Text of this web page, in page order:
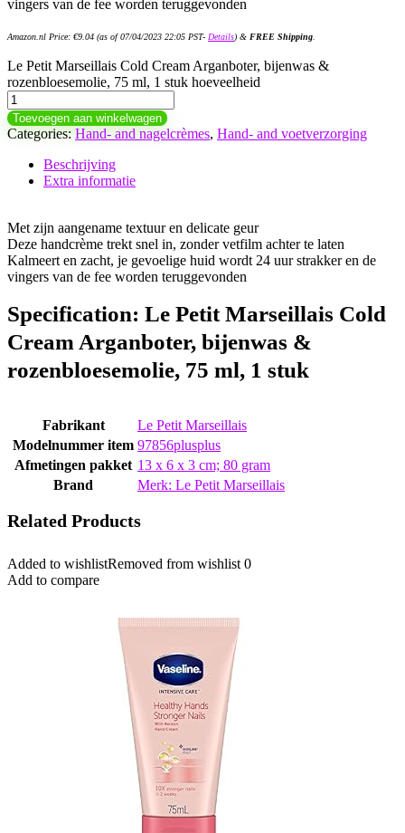
vingers van de fee worden teruggevonden
Amazon.nl Price: €9.04 (as of 07/04/2023 22:05 PST- Details) & FREE Shipping
Le Petit Marseillais Cold Cream Arganboter, bijenwas &
rozenbloesemolie, 75 ml, 1 stuk hoeveelheid
Toevoegen aan winkelwagen
Categories: Hand- and nagelcrèmes, Hand- and voetverzorging
Beschrijving
Extra informatie
Met zijn aangename textuur en delicate geur
Deze handcrème trekt snel in, zonder vetfilm achter te laten
Kalmeert en zacht, je gevoelige huid wordt 24 uur strakker en de
vingers van de fee worden teruggevonden
Specification: Le Petit Marseillais Cold
Cream Arganboter, bijenwas &
rozenbloesemolie, 75 ml, 1 stuk
Fabrikant
‎Le Petit Marseillais
Modelnummer item ‎97856plusplus
Afmetingen pakket ‎13 x 6 x 3 cm; 80 gram
Brand
Merk: Le Petit Marseillais
Related Products
Added to wishlistRemoved from wishlist 0
Add to compare